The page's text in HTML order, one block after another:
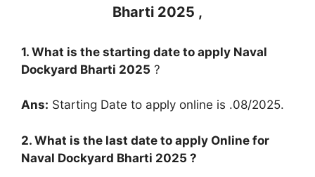
Bharti 2025 ,
1. What is the starting date to apply Naval
Dockyard Bharti 2025 ?
Ans: Starting Date to apply online is .08/2025.
2. What is the last date to apply Online for
Naval Dockyard Bharti 2025 ?